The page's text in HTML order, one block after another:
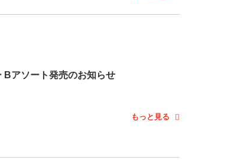
Bアソート発売のお知らせ
もっと見る